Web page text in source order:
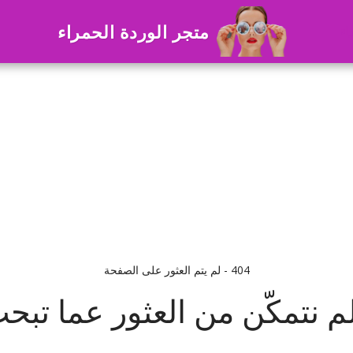
متجر الوردة الحمراء
404 - لم يتم العثور على الصفحة
نتمكّن من العثور عما